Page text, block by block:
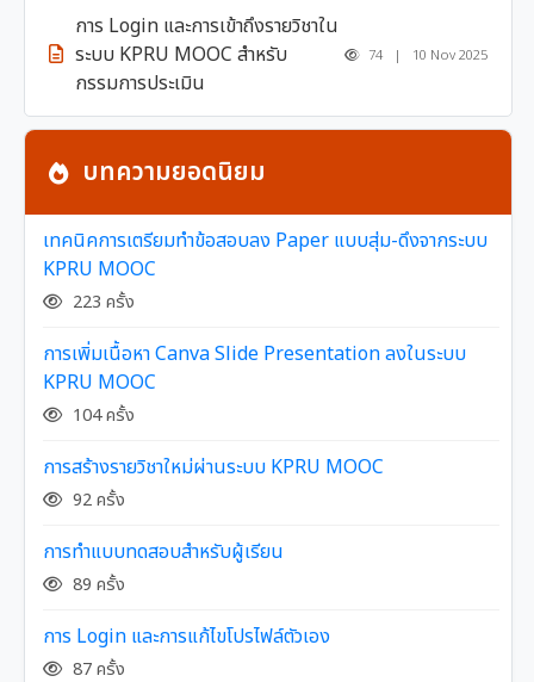
การ Login และการเข้าถึงรายวิชาใน
ระบบ KPRU MOOC สำหรับ
กรรมการประเมิน
74 | 10 Nov 2025
บทความยอดนิยม
เทคนิคการเตรียมทำข้อสอบลง Paper แบบสุ่ม-ดึงจากระบบ
KPRU MOOC
223 ครั้ง
การเพิ่มเนื้อหา Canva Slide Presentation ลงในระบบ
KPRU MOOC
104 ครั้ง
การสร้างรายวิชาใหม่ผ่านระบบ KPRU MOOC
92 ครั้ง
การทำแบบทดสอบสำหรับผู้เรียน
89 ครั้ง
การ Login และการแก้ไขโปรไฟล์ตัวเอง
87 ครั้ง